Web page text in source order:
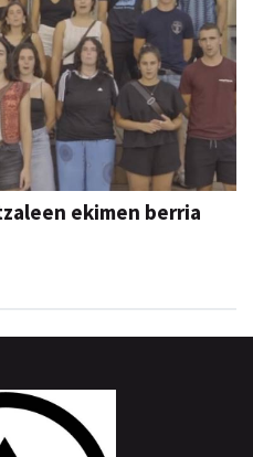
ekimen berria